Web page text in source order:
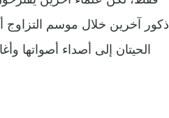
ذكور آخرين خلال موسم
الحيتان إلى أصداء أصواتها